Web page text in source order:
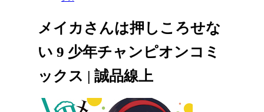
メイカさんは押しころせな
い 9 少年チャンピオンコミ
ックス | 誠品線上